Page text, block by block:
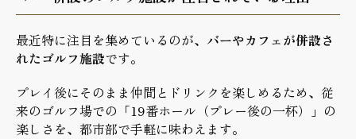
最近特に注目を集めているのが、 バーやカフェが併設さ
れたゴルフ施設です。
プレイ後にそのまま仲間とドリンクを楽しめるため、従
来のゴルフ場での「19番ホール（プレー後の一杯）」の
楽しさを、都市部で手軽に味わえます。